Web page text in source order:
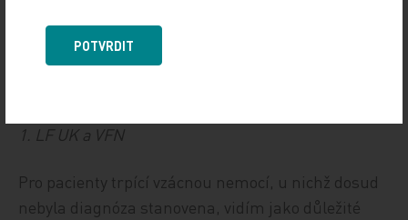
Prof. MUDr. Viktor Kožich, CSc.,
1. LF UK a VFN
Pro pacienty trpící vzácnou nemocí, u nichž dosud
nebyla diagnóza stanovena, vidím jako důležité
POTVRDIT